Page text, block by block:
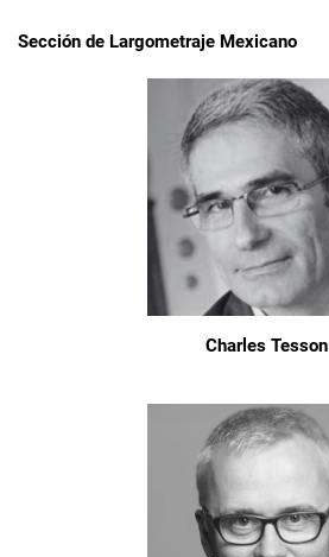
Sección de Largometraje Mexicano
Charles Tesson